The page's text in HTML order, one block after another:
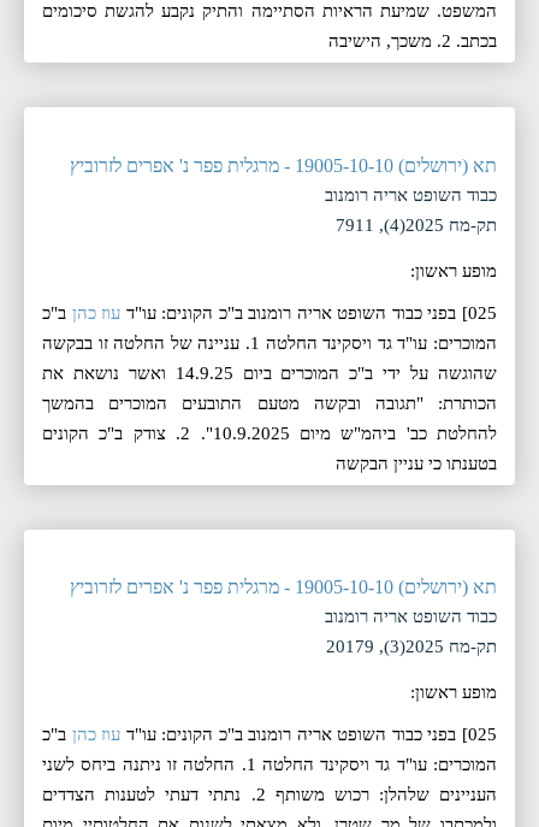
המשפט. שמיעת הראיות הסתיימה והתיק נקבע להגשת סיכומים
בכתב. 2. משכך, הישיבה
תא (ירושלים) 19005-10-10 - מרגלית פפר נ' אפרים לזרוביץ
כבוד השופט אריה רומנוב
תק-מח 2025(4), 7911
מופע ראשון:
025] בפני כבוד השופט אריה רומנוב ב"כ הקונים: עו"ד עוז כהן ב"כ
המוכרים: עו"ד גד ויסקינד החלטה 1. עניינה של החלטה זו בבקשה
שהוגשה על ידי ב"כ המוכרים ביום 14.9.25 ואשר נושאת את
הכותרת: "תגובה ובקשה מטעם התובעים המוכרים בהמשך
להחלטת כב' ביהמ"ש מיום 10.9.2025". 2. צודק ב"כ הקונים
בטענתו כי עניין הבקשה
תא (ירושלים) 19005-10-10 - מרגלית פפר נ' אפרים לזרוביץ
כבוד השופט אריה רומנוב
תק-מח 2025(3), 20179
מופע ראשון:
025] בפני כבוד השופט אריה רומנוב ב"כ הקונים: עו"ד עוז כהן ב"כ
המוכרים: עו"ד גד ויסקינד החלטה 1. החלטה זו ניתנה ביחס לשני
העניינים שלהלן: רכוש משותף 2. נתתי דעתי לטענות הצדדים